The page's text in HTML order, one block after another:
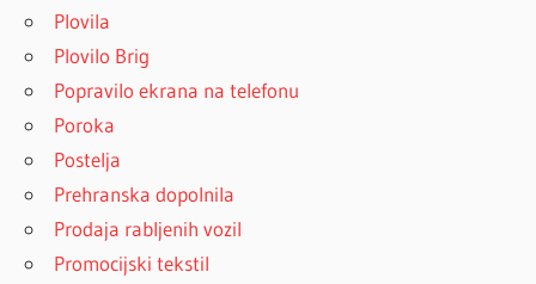
Plovila
Plovilo Brig
Popravilo ekrana na telefonu
Poroka
Postelja
Prehranska dopolnila
Prodaja rabljenih vozil
Promocijski tekstil